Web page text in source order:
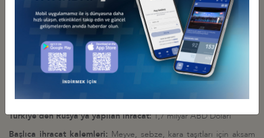
Bölgenin yenilenebilir enerji, tezgah, imalat, mobilya, gıda, nakliye,
lojistik ve tıp alanlarında uzmanlık için çalıştığını belirten Morozov,
bölgenin orta vadede büyük bir teknoloji vadisi olacağını
vurguladı.
Toplantıda, DEİK/Türkiye-Rusya İş Konseyi ve Ulyanovsk Bölgesi
Kalkınma Ajansı arasında İşbirliği Anlaşması imzalandı.
Türkiye-Rusya Ticaret Rakamları (Ekonomi Bakanlığı-2016)
Türkiye'den Rusya'ya yapılan ihracat:1,7 milyar ABD Doları
Başlıca ihracat kalemleri: Meyve, sebze, kara taşıtları için aksam